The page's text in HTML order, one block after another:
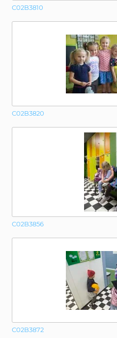
C02B3810
C02B3820
C02B3856
C02B3872